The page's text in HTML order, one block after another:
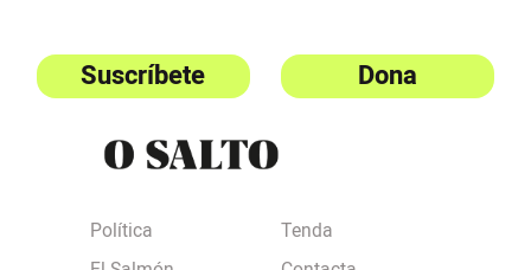
Suscríbete Dona
Política
Tenda